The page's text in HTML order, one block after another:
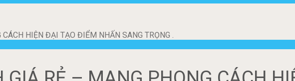
HIỆN ĐẠI TẠO ĐIỂM NHẤN SANG TRỌNG .